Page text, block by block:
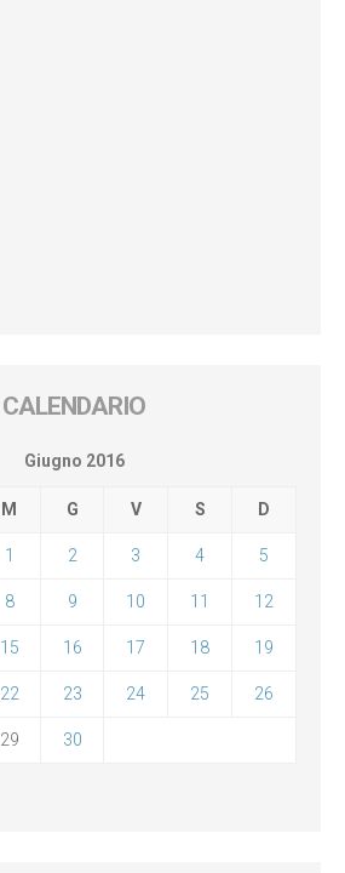
CALENDARIO
Giugno 2016
M G V S D
1 2 3 4 5
8 9 10 11 12
15 16 17 18 19
22 23 24 25 26
29 30